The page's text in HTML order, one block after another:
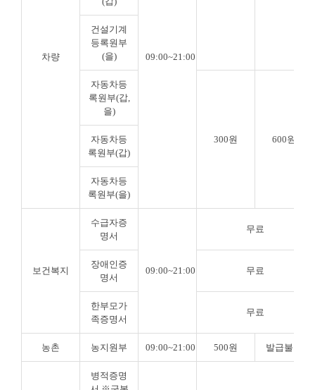
차량 09:00~21:00
건설기계
등록원부
(을)
자동차등
록원부(갑,
을)
300원 600원
자동차등
록원부(갑)
자동차등
록원부(을)
보건복지
수급자증
명서
09:00~21:00
무료
장애인증
명서
무료
한부모가
족증명서
무료
농촌 농지원부 09:00~21:00 500원 발급불가
병적증명